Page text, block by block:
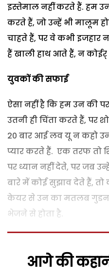
इस्तेमाल नहीं करते हैं. हम
करते हैं, जो उन्हें भी मालूम
चाहते हैं, पर वे कभी
हैं खाली हाथ आते हैं, न
युवकों की सफाई
ऐसा नहीं है कि हम उन की
उतनी ही चिंता करते हैं, पर
20 बार आई लव यू न कहो
प्यार करते हैं. एक तरफ तो
पर ध्यान नहीं देते, पर जब
बारे में कोई सुझाव देते हैं,
केयर से उन का मतलब
भेजने से होता है.
आगे की